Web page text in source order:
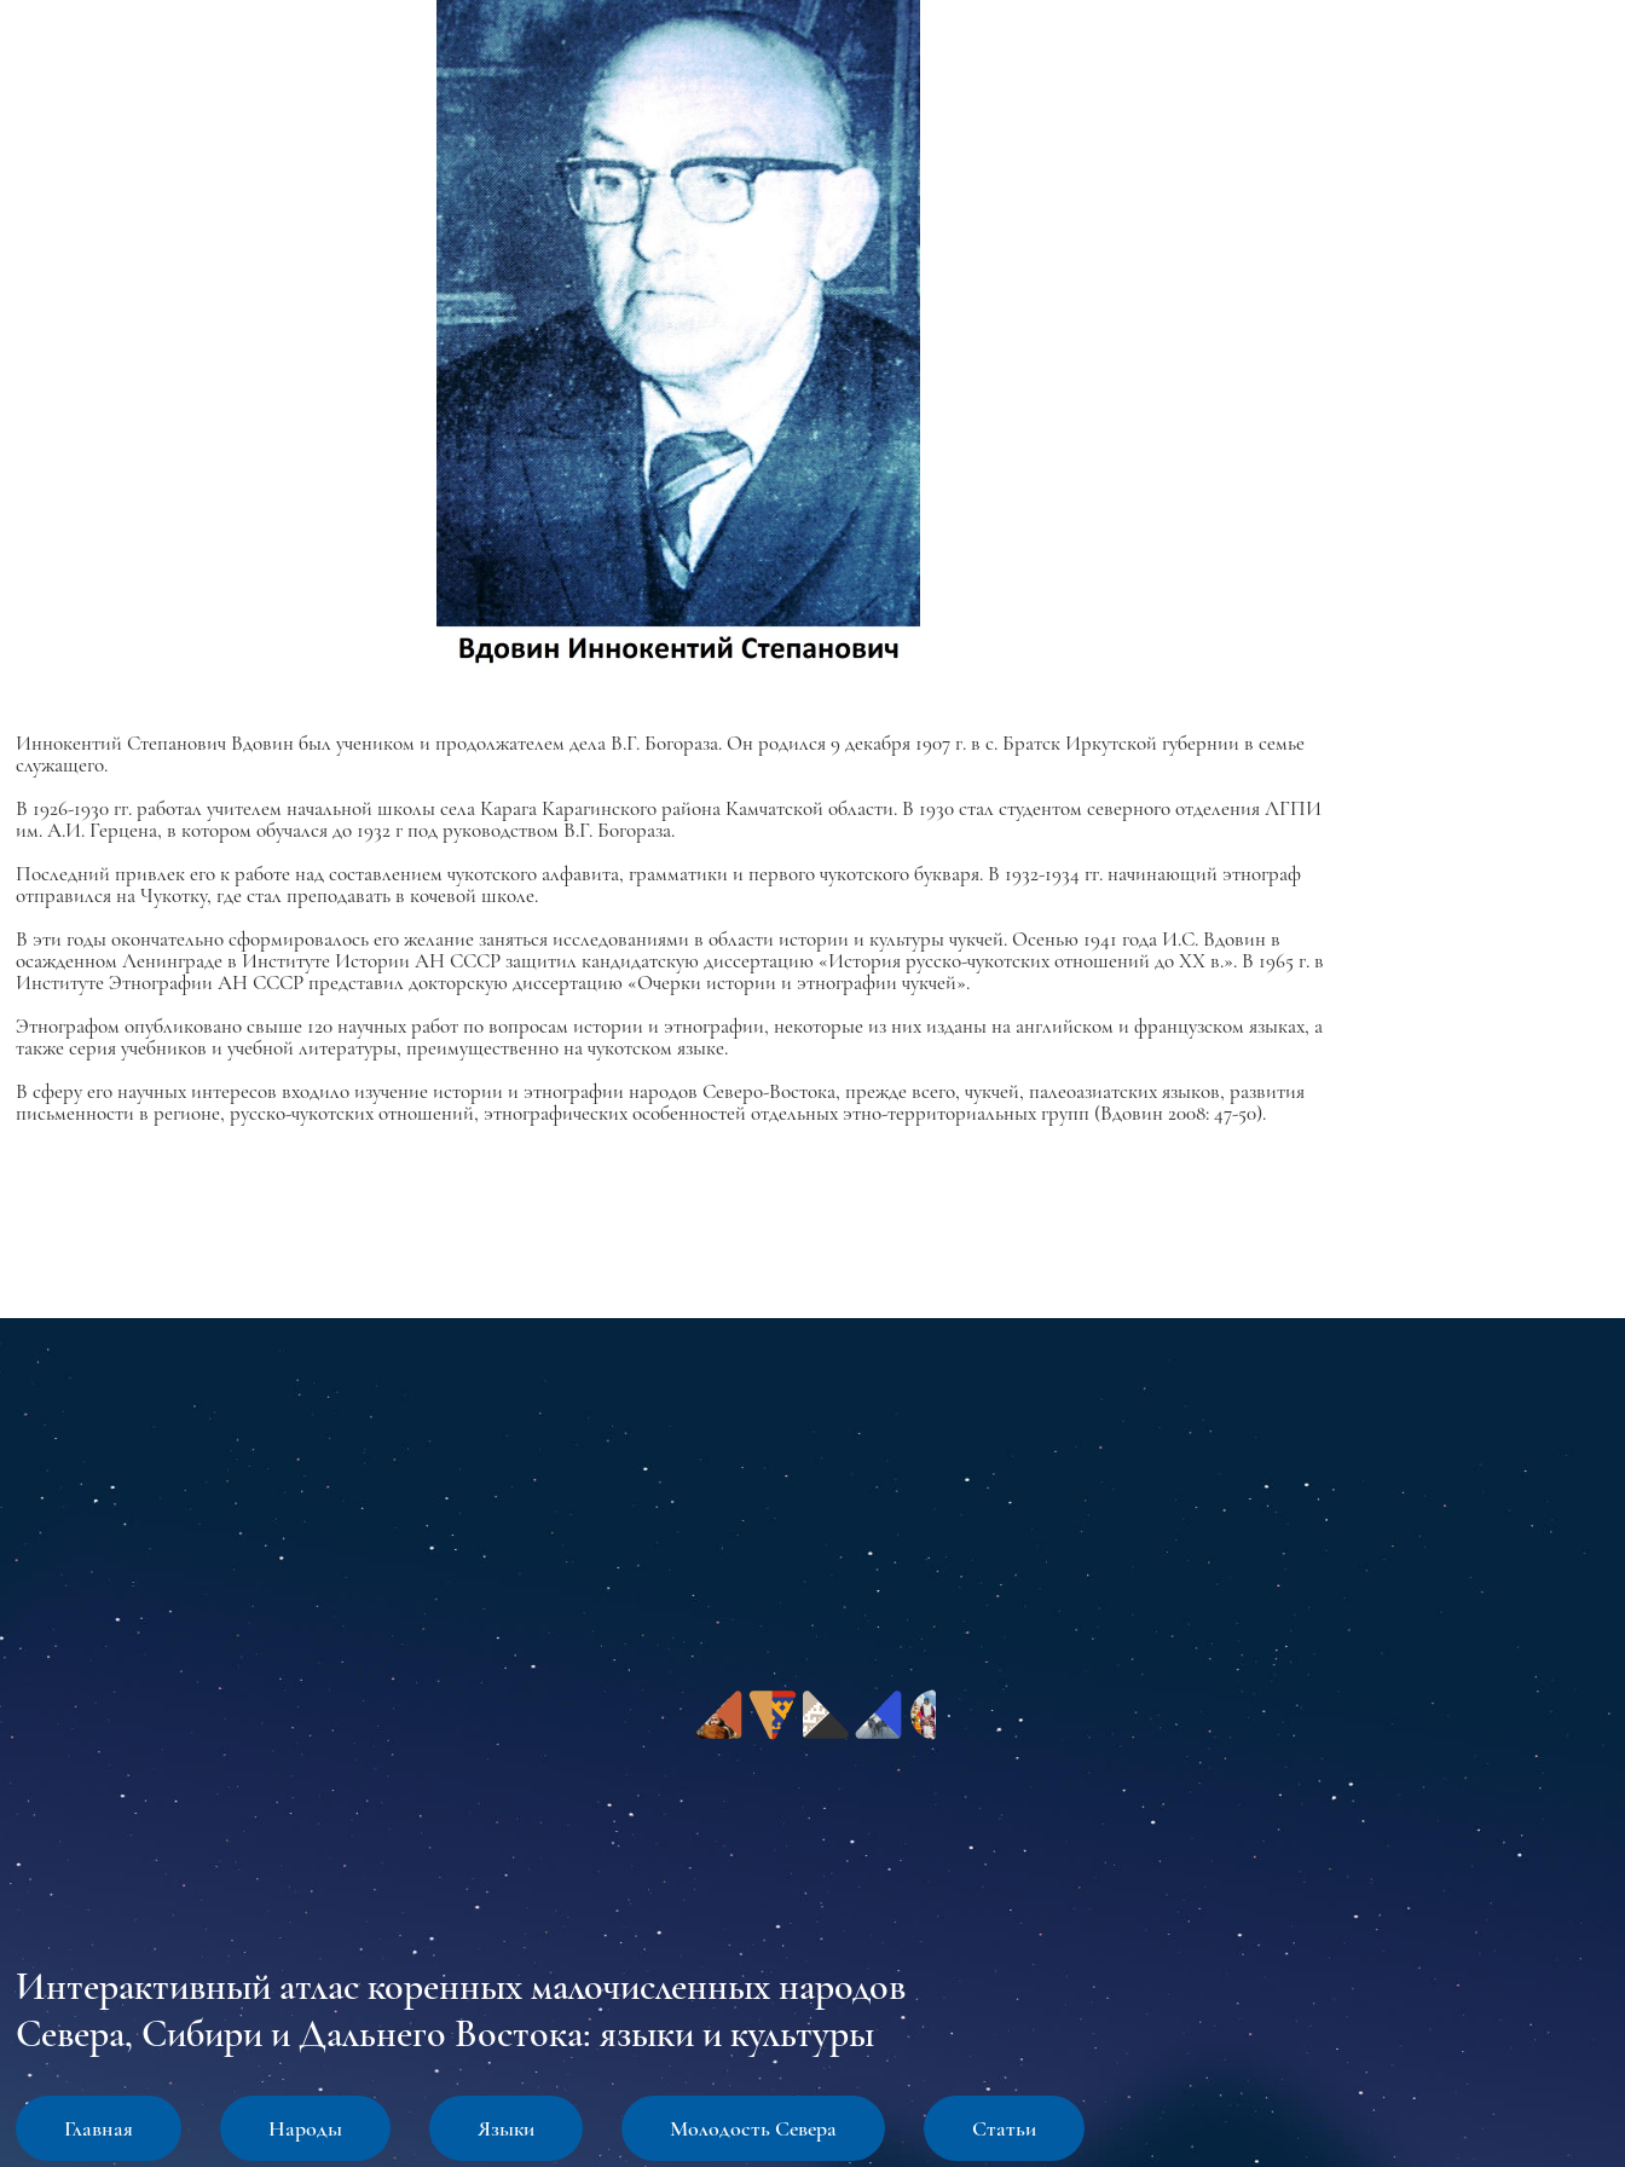
Иннокентий Степанович Вдовин был учеником и продолжателем дела В.Г. Богораза. Он родился 9 декабря 1907 г. в с. Братск Иркутской губернии в семье
служащего.
В 1926-1930 гг. работал учителем начальной школы села Карага Карагинского района Камчатской области. В 1930 стал студентом северного отделения ЛГПИ
им. А.И. Герцена, в котором обучался до 1932 г под руководством В.Г. Богораза.
Последний привлек его к работе над составлением чукотского алфавита, грамматики и первого чукотского букваря. В 1932-1934 гг. начинающий этнограф
отправился на Чукотку, где стал преподавать в кочевой школе.
В эти годы окончательно сформировалось его желание заняться исследованиями в области истории и культуры чукчей. Осенью 1941 года И.С. Вдовин в
осажденном Ленинграде в Институте Истории АН СССР защитил кандидатскую диссертацию «История русско-чукотских отношений до XX в.». В 1965 г. в
Институте Этнографии АН СССР представил докторскую диссертацию «Очерки истории и этнографии чукчей».
Этнографом опубликовано свыше 120 научных работ по вопросам истории и этнографии, некоторые из них изданы на английском и французском языках, а
также серия учебников и учебной литературы, преимущественно на чукотском языке.
В сферу его научных интересов входило изучение истории и этнографии народов Северо-Востока, прежде всего, чукчей, палеоазиатских языков, развития
письменности в регионе, русско-чукотских отношений, этнографических особенностей отдельных этно-территориальных групп (Вдовин 2008: 47-50).
Интерактивный атлас коренных малочисленных народов
Севера, Сибири и Дальнего Востока: языки и культуры
Главная Народы Языки Молодость Севера Статьи